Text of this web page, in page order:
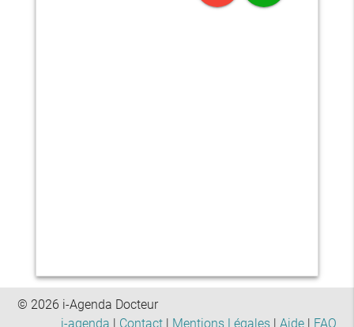
© 2026 i-Agenda Docteur
i-agenda
Contact| Mentions Légales| Aide| FAQ